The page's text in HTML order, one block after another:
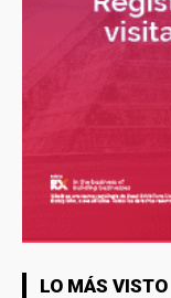
LO MÁS VISTO